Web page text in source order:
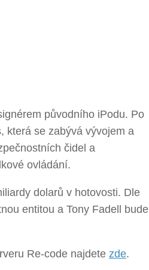
původního iPodu. Po
která se zabývá vývojem a
čidel a
ovládání.
dolarů v hotovosti. Dle
entitou a Tony Fadell bude
Re-code najdete zde.